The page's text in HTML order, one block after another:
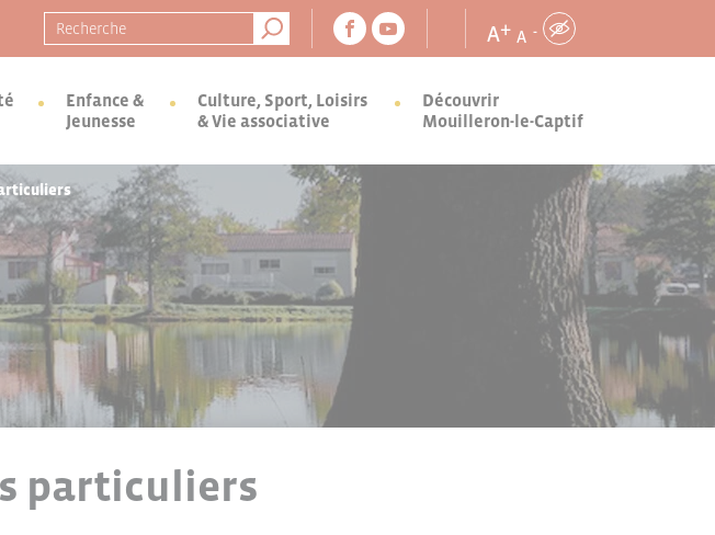
Recherche pour : A+ A -
Enfance &
Jeunesse
Culture, Sport, Loisirs
& Vie associative
Découvrir
Mouilleron-le-Captif
particuliers